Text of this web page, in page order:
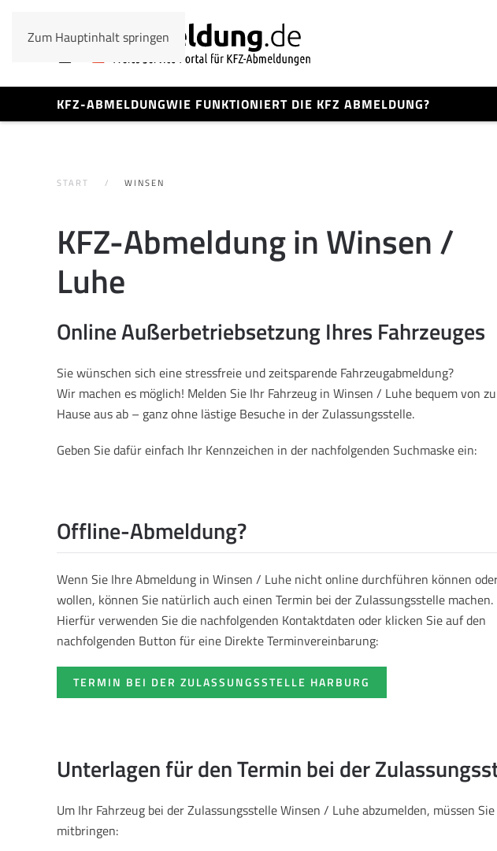
Zum Hauptinhalt springen
KFZ-ABMELDUNGWIE FUNKTIONIERT DIE KFZ ABMELDUNG?
START WINSEN
KFZ-Abmeldung in Winsen /
Luhe
Online Außerbetriebsetzung Ihres Fahrzeuges
Sie wünschen sich eine stressfreie und zeitsparende Fahrzeugabmeldung?
Wir machen es möglich! Melden Sie Ihr Fahrzeug in Winsen / Luhe bequem von zu
Hause aus ab – ganz ohne lästige Besuche in der Zulassungsstelle.
Geben Sie dafür einfach Ihr Kennzeichen in der nachfolgenden Suchmaske ein:
Offline-Abmeldung?
Wenn Sie Ihre Abmeldung in Winsen / Luhe nicht online durchführen können
wollen, können Sie natürlich auch einen Termin bei der Zulassungsstelle machen.
Hierfür verwenden Sie die nachfolgenden Kontaktdaten oder klicken Sie auf den
nachfolgenden Button für eine Direkte Terminvereinbarung:
TERMIN BEI DER ZULASSUNGSSTELLE HARBURG
Unterlagen für den Termin bei der
Um Ihr Fahrzeug bei der Zulassungsstelle Winsen / Luhe abzumelden, müssen
mitbringen: